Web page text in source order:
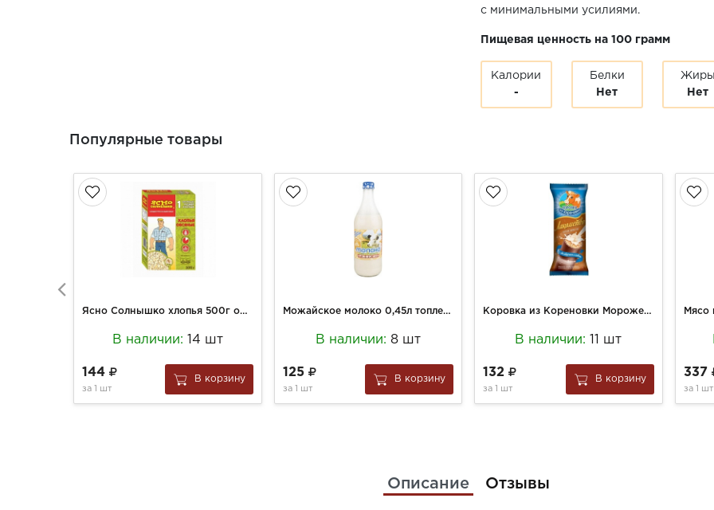
с минимальными усилиями.
Пищевая ценность на 100 грамм
Калории
-
Белки
Нет
Жиры
Нет
Популярные товары
Ясно Солнышко хлопья 500г овсянные №1 крупный размер
В наличии: 14 шт
144
за 1 шт
В корзину
Можайское молоко 0,45л топленое стерилизованное 4%
В наличии: 8 шт
125
за 1 шт
В корзину
Коровка из Кореновки Мороженое 90г пломбир Крем-брюле в шок-слив глаз
В наличии: 11 шт
132
за 1 шт
В корзину
337
за 1 шт
Описание Отзывы